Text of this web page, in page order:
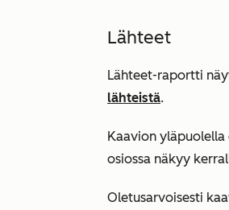
Lähteet
Lähteet-raportti
lähteistä.
Kaavion yläpuolella
osiossa näkyy
Oletusarvoisesti